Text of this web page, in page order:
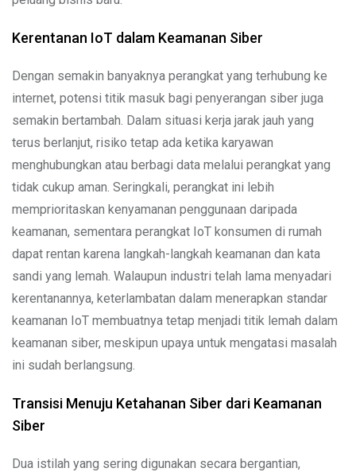
Kerentanan IoT dalam Keamanan Siber
Dengan semakin banyaknya perangkat yang terhubung ke
internet, potensi titik masuk bagi penyerangan siber juga
semakin bertambah. Dalam situasi kerja jarak jauh yang
terus berlanjut, risiko tetap ada ketika karyawan
menghubungkan atau berbagi data melalui perangkat yang
tidak cukup aman. Seringkali, perangkat ini lebih
memprioritaskan kenyamanan penggunaan daripada
keamanan, sementara perangkat IoT konsumen di rumah
dapat rentan karena langkah-langkah keamanan dan kata
sandi yang lemah. Walaupun industri telah lama menyadari
kerentanannya, keterlambatan dalam menerapkan standar
keamanan IoT membuatnya tetap menjadi titik lemah dalam
keamanan siber, meskipun upaya untuk mengatasi masalah
ini sudah berlangsung.
Transisi Menuju Ketahanan Siber dari Keamanan
Siber
Dua istilah yang sering digunakan secara bergantian,